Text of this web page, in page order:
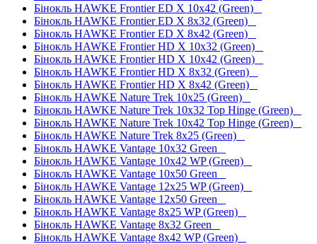
Бінокль HAWKE Frontier ED X 10x42 (Green)
Бінокль HAWKE Frontier ED X 8x32 (Green)
Бінокль HAWKE Frontier ED X 8x42 (Green)
Бінокль HAWKE Frontier HD X 10x32 (Green)
Бінокль HAWKE Frontier HD X 10x42 (Green)
Бінокль HAWKE Frontier HD X 8x32 (Green)
Бінокль HAWKE Frontier HD X 8x42 (Green)
Бінокль HAWKE Nature Trek 10x25 (Green)
Бінокль HAWKE Nature Trek 10x32 Top Hinge (Green)
Бінокль HAWKE Nature Trek 10x42 Top Hinge (Green)
Бінокль HAWKE Nature Trek 8x25 (Green)
Бінокль HAWKE Vantage 10x32 Green
Бінокль HAWKE Vantage 10x42 WP (Green)
Бінокль HAWKE Vantage 10x50 Green
Бінокль HAWKE Vantage 12x25 WP (Green)
Бінокль HAWKE Vantage 12x50 Green
Бінокль HAWKE Vantage 8x25 WP (Green)
Бінокль HAWKE Vantage 8x32 Green
Бінокль HAWKE Vantage 8x42 WP (Green)